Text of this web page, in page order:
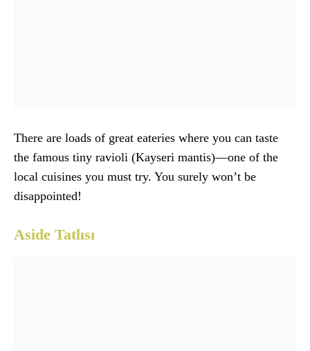
There are loads of great eateries where you can taste
the famous tiny ravioli (Kayseri mantis)—one of the
local cuisines you must try. You surely won’t be
disappointed!
Aside Tatlısı